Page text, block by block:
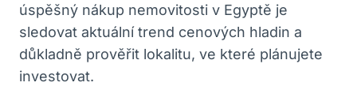
úspěšný ‍nákup nemovitosti v Egyptě⁣ je
⁣sledovat aktuální⁣ trend cenových hladin a
‌důkladně prověřit ⁣lokalitu, ve které plánujete
investovat.